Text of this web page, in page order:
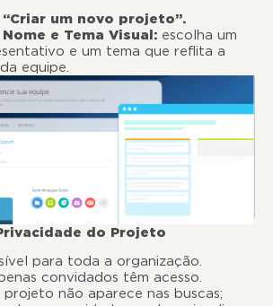
“Criar um novo projeto”.
e Tema Visual: escolha um
e um tema que reflita a
equipe.
do Projeto
para toda a organização.
convidados têm acesso.
projeto não aparece nas buscas;